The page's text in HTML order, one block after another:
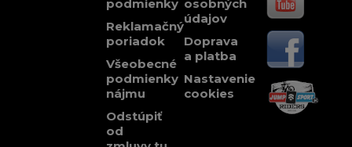
podmienky
Reklamačný
poriadok
Všeobecné
podmienky
nájmu
Odstúpiť
od
osobných
údajov
Doprava
a platba
Nastavenie
cookies